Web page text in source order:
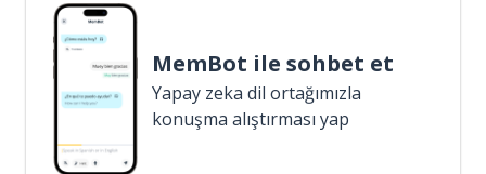
MemBot ile sohbet et
Yapay zeka dil ortağımızla
konuşma alıştırması yap